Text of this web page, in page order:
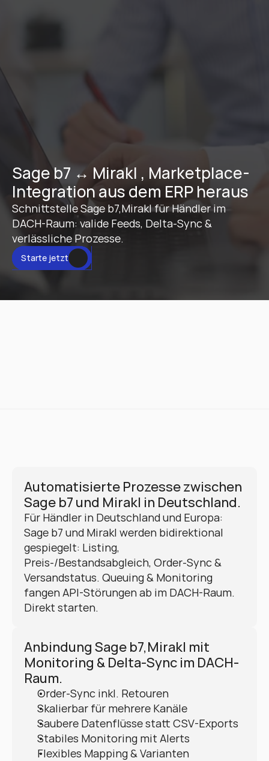
Sage b7 ↔ Mirakl , Marketplace-
Integration aus dem ERP heraus
Schnittstelle Sage b7,Mirakl für Händler im
DACH-Raum: valide Feeds, Delta-Sync &
verlässliche Prozesse.
Starte jetzt
Automatisierte Prozesse zwischen
Sage b7 und Mirakl in Deutschland.
Für Händler in Deutschland und Europa:
Sage b7 und Mirakl werden bidirektional
gespiegelt: Listing,
Preis-/Bestandsabgleich, Order-Sync &
Versandstatus. Queuing & Monitoring
fangen API-Störungen ab im DACH-Raum.
Direkt starten.
Anbindung Sage b7,Mirakl mit
Monitoring & Delta-Sync im DACH-
Raum.
Order-Sync inkl. Retouren
Skalierbar für mehrere Kanäle
Saubere Datenflüsse statt CSV-Exports
Stabiles Monitoring mit Alerts
Flexibles Mapping & Varianten